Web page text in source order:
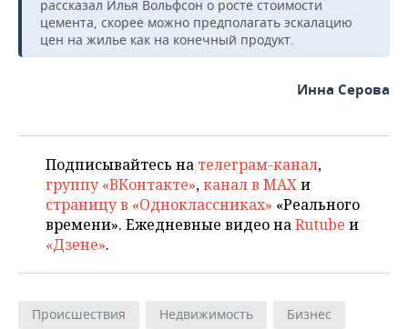
рассказал Илья Вольфсон о росте стоимости
цемента, скорее можно предполагать эскалацию
цен на жилье как на конечный продукт.
Инна Серова
Подписывайтесь на телеграм-канал,
группу «ВКонтакте»,канал в MAXи
страницу в «Одноклассниках» «Реального
времени». Ежедневные видео наRutube и
«Дзене».
Происшествия Недвижимость
Бизнес